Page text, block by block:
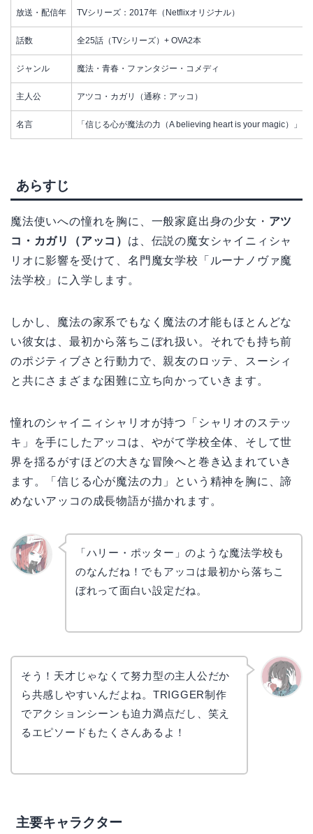
放送・配信年 TVシリーズ：2017年（Netflixオリジナル）
話数 全25話（TVシリーズ）+ OVA2本
ジャンル 魔法・青春・ファンタジー・コメディ
主人公 アツコ・カガリ（通称：アッコ）
名言 「信じる心が魔法の力（A believing heart is your magic）」
あらすじ
魔法使いへの憧れを胸に、一般家庭出身の少女・ アツ
コ・カガリ（アッコ） は、伝説の魔女シャイニィシャ
リオに影響を受けて、名門魔女学校「ルーナノヴァ魔
法学校」に入学します。
しかし、魔法の家系でもなく魔法の才能もほとんどな
い彼女は、最初から落ちこぼれ扱い。それでも持ち前
のポジティブさと行動力で、親友のロッテ、スーシィ
と共にさまざまな困難に立ち向かっていきます。
憧れのシャイニィシャリオが持つ「シャリオのステッ
キ」を手にしたアッコは、やがて学校全体、そして世
界を揺るがすほどの大きな冒険へと巻き込まれていき
ます。「信じる心が魔法の力」という精神を胸に、諦
めないアッコの成長物語が描かれます。
「ハリー・ポッター」のような魔法学校も
のなんだね！でもアッコは最初から落ちこ
ぼれって面白い設定だね。
そう！天才じゃなくて努力型の主人公だか
ら共感しやすいんだよね。TRIGGER制作
でアクションシーンも迫力満点だし、笑え
るエピソードもたくさんあるよ！
主要キャラクター